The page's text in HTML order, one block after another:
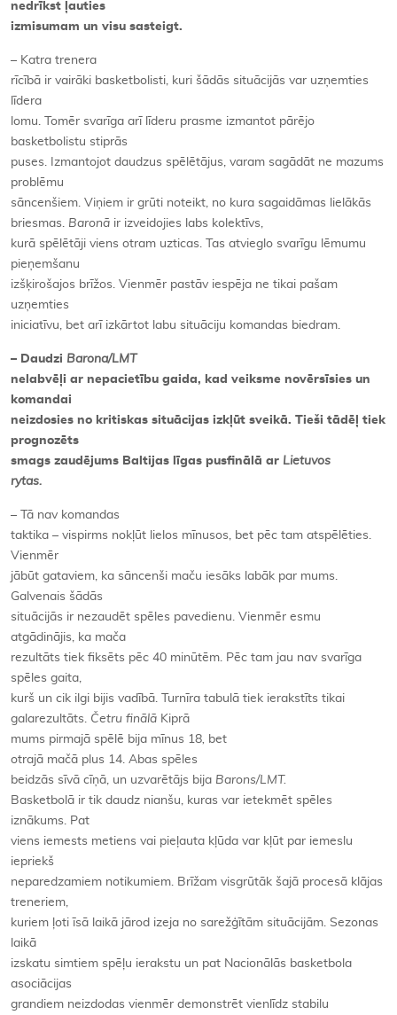
nedrīkst ļauties
izmisumam un visu sasteigt.
– Katra trenera
rīcībā ir vairāki basketbolisti, kuri šādās situācijās var uzņemties
līdera
lomu. Tomēr svarīga arī līderu prasme izmantot pārējo
basketbolistu stiprās
puses. Izmantojot daudzus spēlētājus, varam sagādāt ne mazums
problēmu
sāncenšiem. Viņiem ir grūti noteikt, no kura sagaidāmas lielākās
briesmas. Baronā ir izveidojies labs kolektīvs,
kurā spēlētāji viens otram uzticas. Tas atvieglo svarīgu lēmumu
pieņemšanu
izšķirošajos brīžos. Vienmēr pastāv iespēja ne tikai pašam
uzņemties
iniciatīvu, bet arī izkārtot labu situāciju komandas biedram.
– Daudzi Barona/LMT
nelabvēļi ar nepacietību gaida, kad veiksme novērsīsies un
komandai
neizdosies no kritiskas situācijas izkļūt sveikā. Tieši tādēļ tiek
prognozēts
smags zaudējums Baltijas līgas pusfinālā ar Lietuvos
rytas.
– Tā nav komandas
taktika – vispirms nokļūt lielos mīnusos, bet pēc tam atspēlēties.
Vienmēr
jābūt gataviem, ka sāncenši maču iesāks labāk par mums.
Galvenais šādās
situācijās ir nezaudēt spēles pavedienu. Vienmēr esmu
atgādinājis, ka mača
rezultāts tiek fiksēts pēc 40 minūtēm. Pēc tam jau nav svarīga
spēles gaita,
kurš un cik ilgi bijis vadībā. Turnīra tabulā tiek ierakstīts tikai
galarezultāts. Četru finālā Kiprā
mums pirmajā spēlē bija mīnus 18, bet
otrajā mačā plus 14. Abas spēles
beidzās sīvā cīņā, un uzvarētājs bija Barons/LMT.
Basketbolā ir tik daudz nianšu, kuras var ietekmēt spēles
iznākums. Pat
viens iemests metiens vai pieļauta kļūda var kļūt par iemeslu
iepriekš
neparedzamiem notikumiem. Brīžam visgrūtāk šajā procesā klājas
treneriem,
kuriem ļoti īsā laikā jārod izeja no sarežģītām situācijām. Sezonas
laikā
izskatu simtiem spēļu ierakstu un pat Nacionālās basketbola
asociācijas
grandiem neizdodas vienmēr demonstrēt vienlīdz stabilu